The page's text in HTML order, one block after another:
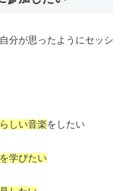
分が思ったようにセッシ
しい音楽をしたい
学びたい